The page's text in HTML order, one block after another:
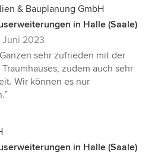
& Bauplanung GmbH
in Halle (Saale)
Juni 2023
sehr zufrieden mit der
zudem auch sehr
Wir können es nur
in Halle (Saale)